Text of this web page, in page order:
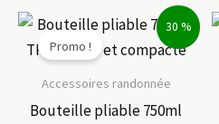
30 %
Promo !
Accessoires randonnée
Bouteille pliable 750ml